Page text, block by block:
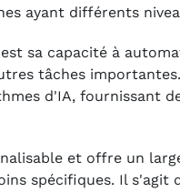
ayant différents
sa capacité à
tâches
d'IA, fournissant
et offre un
spécifiques. Il